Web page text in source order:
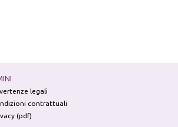
legali
contrattuali
(pdf)